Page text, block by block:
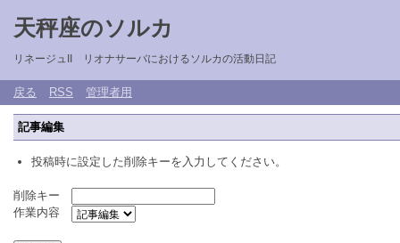
天秤座のソルカ
リネージュII リオナサーバにおけるソルカの活動日記
戻る RSS 管理者用
記事編集
投稿時に設定した削除キーを入力してください。
削除キー
作業内容